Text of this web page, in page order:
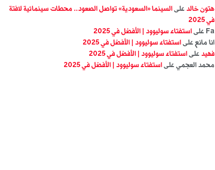
هتون خالد على السينما «السعودية» تواصل الصعود.. محطات سينمائية لافتة
في 2025
Fa على استفتاء سوليوود | الأفضل في 2025
انا مانع على استفتاء سوليوود | الأفضل في 2025
فهيد على استفتاء سوليوود | الأفضل في 2025
محمد العجمي على استفتاء سوليوود | الأفضل في 2025